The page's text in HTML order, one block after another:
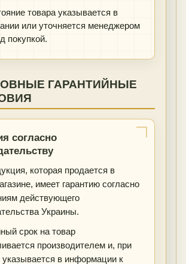
товара указывается в
или уточняется менеджером
покупкой.
ГАРАНТИЙНЫЕ
согласно
которая продается в
имеет гарантию согласно
действующего
Украины.
срок на товар
производителем и, при
указывается в информации к